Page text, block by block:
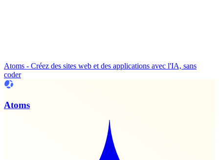
Atoms - Créez des sites web et des applications avec l'IA, sans
coder
Atoms